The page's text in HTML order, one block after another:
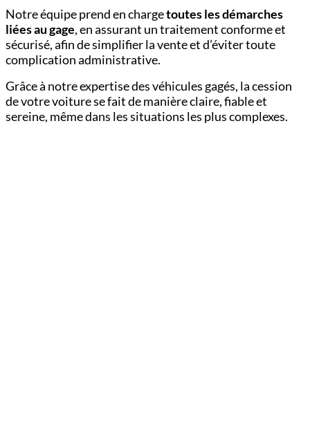
Notre équipe prend en chargetoutes les démarches
liées au gage, en assurant un traitement conforme et
sécurisé, afin de simplifier la vente et d’éviter toute
complication administrative.
Grâce à notre expertise des véhicules gagés, la cession
de votre voiture se fait de manière claire, fiable et
sereine, même dans les situations les plus complexes.